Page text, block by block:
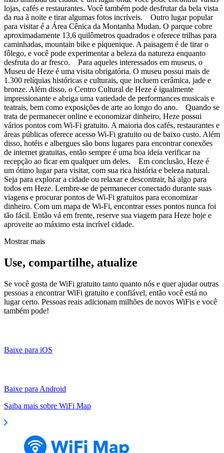
lojas, cafés e restaurantes. Você também pode desfrutar da bela vista
da rua à noite e tirar algumas fotos incríveis. Outro lugar popular
para visitar é a Área Cênica da Montanha Mudan. O parque cobre
aproximadamente 13,6 quilômetros quadrados e oferece trilhas para
caminhadas, mountain bike e piquenique. A paisagem é de tirar o
fôlego, e você pode experimentar a beleza da natureza enquanto
desfruta do ar fresco. Para aqueles interessados em museus, o
Museu de Heze é uma visita obrigatória. O museu possui mais de
1.300 relíquias históricas e culturais, que incluem cerâmica, jade e
bronze. Além disso, o Centro Cultural de Heze é igualmente
impressionante e abriga uma variedade de performances musicais e
teatrais, bem como exposições de arte ao longo do ano. Quando se
trata de permanecer online e economizar dinheiro, Heze possui
vários pontos com Wi-Fi gratuito. A maioria dos cafés, restaurantes e
áreas públicas oferece acesso Wi-Fi gratuito ou de baixo custo. Além
disso, hotéis e albergues são bons lugares para encontrar conexões
de internet gratuitas, então sempre é uma boa ideia verificar na
recepção ao ficar em qualquer um deles. Em conclusão, Heze é
um ótimo lugar para visitar, com sua rica história e beleza natural.
Seja para explorar a cidade ou relaxar e descontrair, há algo para
todos em Heze. Lembre-se de permanecer conectado durante suas
viagens e procurar pontos de Wi-Fi gratuitos para economizar
dinheiro. Com um mapa de Wi-Fi, encontrar esses pontos nunca foi
tão fácil. Então vá em frente, reserve sua viagem para Heze hoje e
aproveite ao máximo esta incrível cidade.
Mostrar mais
Use, compartilhe, atualize
Se você gosta de WiFi gratuito tanto quanto nós e quer ajudar outras
pessoas a encontrar WiFi gratuito e confiável, então você está no
lugar certo. Pessoas reais adicionam milhões de novos WiFis e você
também pode!
Baixe para iOS
Baixe para Android
Saiba mais sobre WiFi Map